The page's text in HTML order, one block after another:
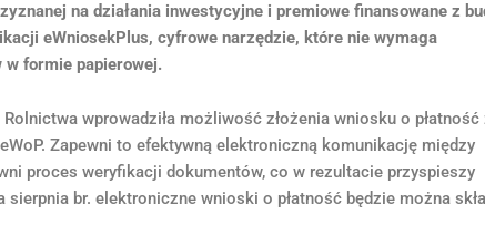
na działania inwestycyjne i premiowe finansowane z
eWniosekPlus, cyfrowe narzędzie, które nie wymaga
w formie papierowej.
wprowadziła możliwość złożenia wniosku o płatność
Zapewni to efektywną elektroniczną komunikację między
proces weryfikacji dokumentów, co w rezultacie przyspieszy
sierpnia br. elektroniczne wnioski o płatność będzie można